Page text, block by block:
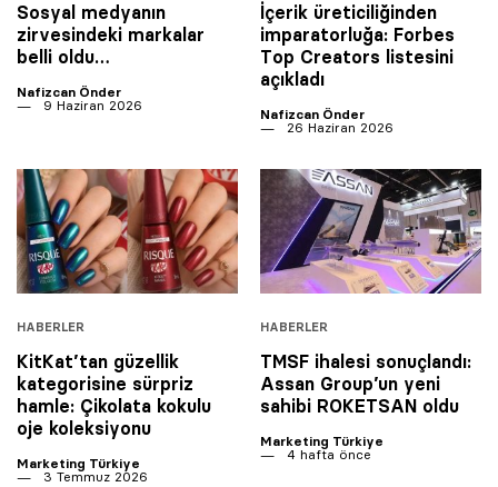
Sosyal medyanın
zirvesindeki markalar
belli oldu…
Nafizcan Önder
9 Haziran 2026
İçerik üreticiliğinden
imparatorluğa: Forbes
Top Creators listesini
açıkladı
Nafizcan Önder
26 Haziran 2026
HABERLER
KitKat’tan güzellik
kategorisine sürpriz
hamle: Çikolata kokulu
oje koleksiyonu
Marketing Türkiye
3 Temmuz 2026
HABERLER
TMSF ihalesi sonuçlandı:
Assan Group’un yeni
sahibi ROKETSAN oldu
Marketing Türkiye
4 hafta önce